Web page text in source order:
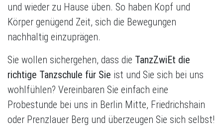
und wieder zu Hause üben. So haben Kopf und
Körper genügend Zeit, sich die Bewegungen
nachhaltig einzuprägen.
Sie wollen sichergehen, dass die TanzZwiEt die
richtige Tanzschule für Sie ist und Sie sich bei uns
wohlfühlen? Vereinbaren Sie einfach eine
Probestunde bei uns in Berlin Mitte, Friedrichshain
oder Prenzlauer Berg und überzeugen Sie sich selbst!